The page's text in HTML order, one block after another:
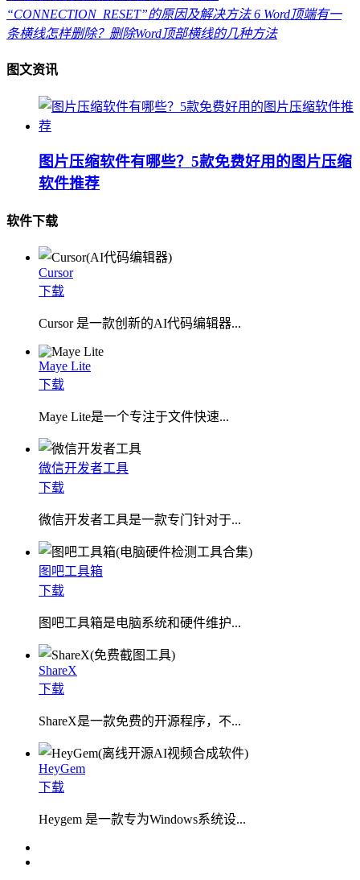
“CONNECTION_RESET”的原因及解决方法 6 Word顶端有一
条横线怎样删除？删除Word顶部横线的几种方法
图文资讯
图片压缩软件有哪些？5款免费好用的图片压缩
软件推荐
软件下载
Cursor
下载
Cursor 是一款创新的AI代码编辑器...
Maye Lite
下载
​Maye Lite是一个专注于文件快速...
微信开发者工具
下载
微信开发者工具是一款专门针对于...
图吧工具箱
下载
图吧工具箱是电脑系统和硬件维护...
ShareX
下载
ShareX是一款免费的开源程序，不...
HeyGem
下载
Heygem 是一款专为Windows系统设...